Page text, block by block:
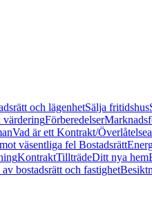
och lägenhetSälja fritidshus
Förberedelser
Vad är ett Kontrakt/
väsentliga fel Bostadsrätt
KontraktTillträdeDitt nya hem
bostadsrätt och fastighet